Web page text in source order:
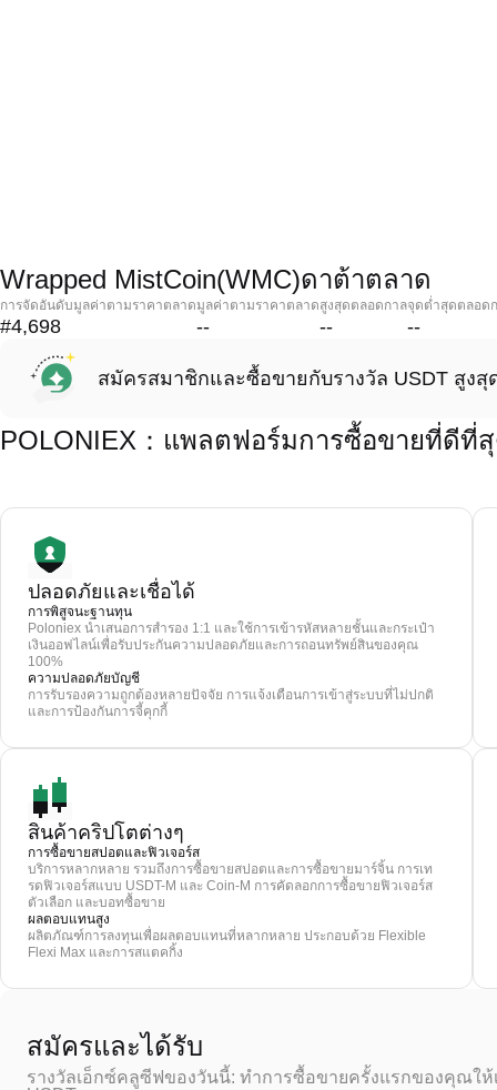
Wrapped MistCoin(WMC)ดาต้าตลาด
การจัดอันดับมูลค่าตามราคาตลาด
#4,698
มูลค่าตามราคาตลาด
--
สูงสุดตลอดกาล
--
จุดต่ำสุดตลอด
--
สมัครสมาชิกและซื้อขายกับรางวัล USDT สูงสุ
POLONIEX：แพลตฟอร์มการซื้อขายที่ดีที่สุ
ปลอดภัยและเชื่อได้
การพิสูจนะฐานทุน
Poloniex นำเสนอการสำรอง 1:1 และใช้การเข้ารหัสหลายชั้นและกระเป๋า
เงินออฟไลน์เพื่อรับประกันความปลอดภัยและการถอนทรัพย์สินของคุณ
100%
ความปลอดภัยบัญชี
การรับรองความถูกต้องหลายปัจจัย การแจ้งเตือนการเข้าสู่ระบบที่ไม่ปกติ
และการป้องกันการจี้คุกกี้
สินค้าคริปโตต่างๆ
การซื้อขายสปอตและฟิวเจอร์ส
บริการหลากหลาย รวมถึงการซื้อขายสปอตและการซื้อขายมาร์จิ้น การเท
รดฟิวเจอร์สแบบ USDT-M และ Coin-M การคัดลอกการซื้อขายฟิวเจอร์ส
ตัวเลือก และบอทซื้อขาย
ผลตอบแทนสูง
ผลิตภัณฑ์การลงทุนเพื่อผลตอบแทนที่หลากหลาย ประกอบด้วย Flexible
Flexi Max และการสแตคกิ้ง
สมัครและได้รับ
รางวัลเอ็กซ์คลูซีฟของวันนี้: ทำการซื้อขายครั้งแรกของคุณใ